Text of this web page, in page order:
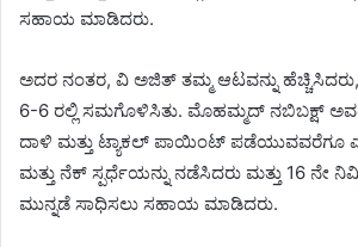
ಸಹಾಯ ಮಾಡಿದರು.
ಅದರ ನಂತರ, ವಿ ಅಜಿತ್ ತಮ್ಮ ಆಟವನ್ನು ಹೆಚ್ಚಿಸಿದರು,
6-6 ರಲ್ಲಿ ಸಮಗೊಳಿಸಿತು. ಮೊಹಮ್ಮದ್ ನಬಿಬಕ್ಷ್
ದಾಳಿ ಮತ್ತು ಟ್ಯಾಕಲ್ ಪಾಯಿಂಟ್
ಮತ್ತು ನೆಕ್ ಸ್ಪರ್ಧೆಯನ್ನು ನಡೆಸಿದರು ಮತ್ತು 16 ನೇ
ಮುನ್ನಡೆ ಸಾಧಿಸಲು ಸಹಾಯ ಮಾಡಿದರು.